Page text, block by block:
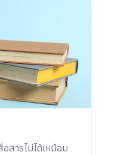
สารไม่ได้เหมือน